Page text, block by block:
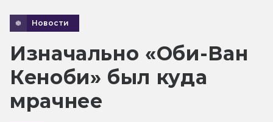
Новости
Изначально «Оби-Ван
Кеноби» был куда
мрачнее